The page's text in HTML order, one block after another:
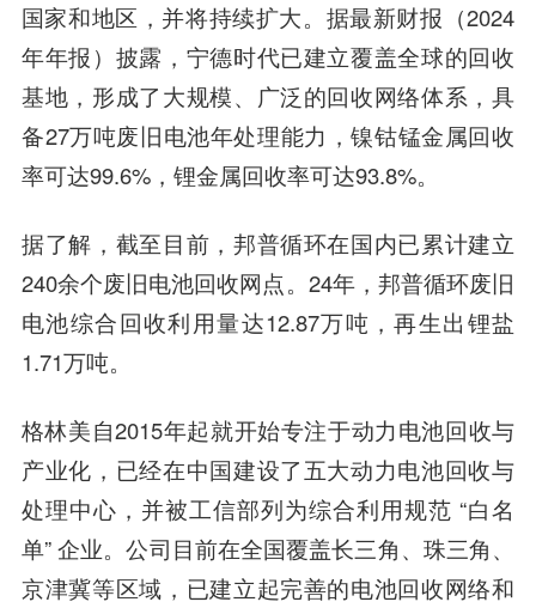
国家和地区，并将持续扩大。据最新财报（2024
年年报）披露，宁德时代已建立覆盖全球的回收
基地，形成了大规模、广泛的回收网络体系，具
备27万吨废旧电池年处理能力，镍钴锰金属回收
率可达99.6%，锂金属回收率可达93.8%。
据了解，截至目前，邦普循环在国内已累计建立
240余个废旧电池回收网点。24年，邦普循环废旧
电池综合回收利用量达12.87万吨，再生出锂盐
1.71万吨。
格林美自2015年起就开始专注于动力电池回收与
产业化，已经在中国建设了五大动力电池回收与
处理中心，并被工信部列为综合利用规范 “白名
单” 企业。公司目前在全国覆盖长三角、珠三角、
京津冀等区域，已建立起完善的电池回收网络和